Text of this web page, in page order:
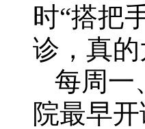
时“搭把
诊，真的
每周一
院最早开